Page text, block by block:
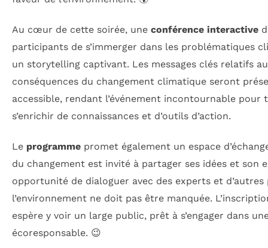
Au cœur de cette soirée, une conférence interactive
participants de s’immerger dans les problématiques
un storytelling captivant. Les messages clés relatifs
conséquences du changement climatique seront
accessible, rendant l’événement incontournable
s’enrichir de connaissances et d’outils d’action.
Le programme promet également un espace
du changement est invité à partager ses idées et son
opportunité de dialoguer avec des experts et d’autres
l’environnement ne doit pas être manquée.
espère y voir un large public, prêt à s’engager dans
écoresponsable. 😉